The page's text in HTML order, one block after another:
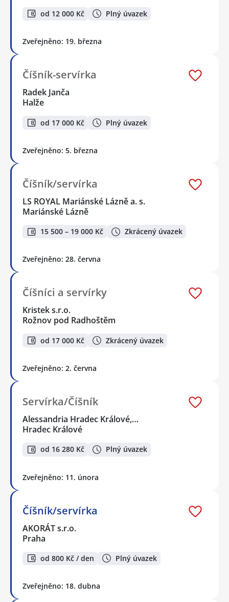
od 12 000 Kč Plný úvazek
Zveřejněno: 19. března
Číšník-servírka
Radek Janča
Halže
od 17 000 Kč Plný úvazek
Zveřejněno: 5. března
Číšník/servírka
LS ROYAL Mariánské Lázně a. s.
Mariánské Lázně
15 500 – 19 000 Kč Zkrácený úvazek
Zveřejněno: 28. června
Číšníci a servírky
Kristek s.r.o.
Rožnov pod Radhoštěm
od 17 000 Kč Zkrácený úvazek
Zveřejněno: 2. června
Servírka/Číšník
Alessandria Hradec Králové,…
Hradec Králové
od 16 280 Kč Plný úvazek
Zveřejněno: 11. února
Číšník/servírka
AKORÁT s.r.o.
Praha
od 800 Kč / den Plný úvazek
Zveřejněno: 18. dubna